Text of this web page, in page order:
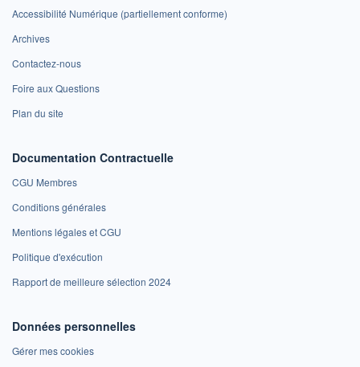
Accessibilité Numérique (partiellement conforme)
Archives
Contactez-nous
Foire aux Questions
Plan du site
Documentation Contractuelle
CGU Membres
Conditions générales
Mentions légales et CGU
Politique d'exécution
Rapport de meilleure sélection 2024
Données personnelles
Gérer mes cookies